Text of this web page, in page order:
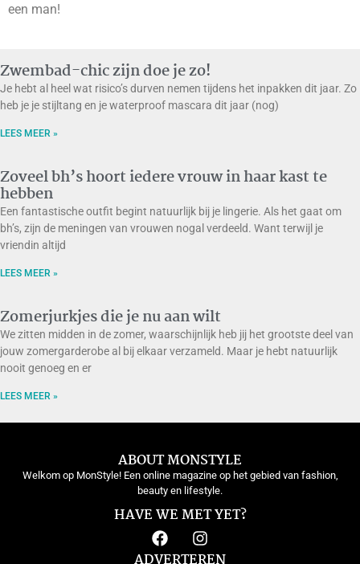
een man!
Zwembad-chic zijn doe je zo!
Je hebt al heel wat risico’s durven nemen tijdens het inpakken dit jaar. Zo
heb je je stijltang en je waterproof mascara dit jaar (nog)
LEES MEER »
Zoveel bh’s hoort iedere vrouw in haar kast te
hebben
Een fantastische outfit begint natuurlijk bij je lingerie. Als het gaat om
bh’s, zijn de meningen van vrouwen nogal verdeeld. Want terwijl je
vriendin altijd
LEES MEER »
Zomerjurkjes die je nu aan wilt
We zitten midden in de zomer, waarschijnlijk heb jij het grootste deel van
jouw zomergarderobe al bij elkaar verzameld. Maar je hebt natuurlijk
nooit genoeg en er
LEES MEER »
ABOUT MONSTYLE
Welkom op MonStyle! Een online magazine op het gebied van fashion,
beauty en lifestyle.
HAVE WE MET YET?